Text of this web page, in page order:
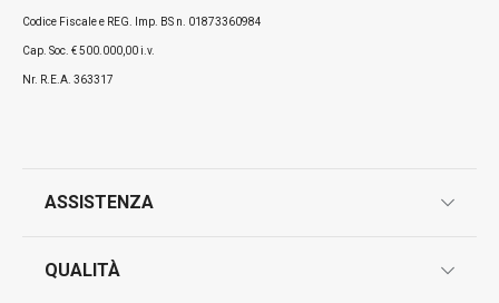
Codice Fiscale e REG. Imp. BS n. 01873360984
Cap. Soc. € 500.000,00 i.v.
Nr. R.E.A. 363317
ASSISTENZA
QUALITÀ